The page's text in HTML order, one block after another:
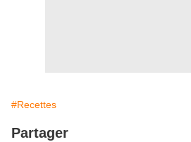
#Recettes
Partager